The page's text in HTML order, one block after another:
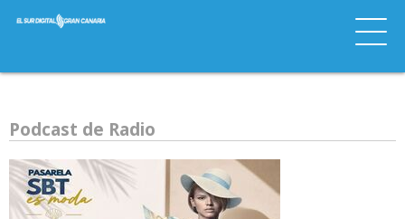
Podcast de Radio